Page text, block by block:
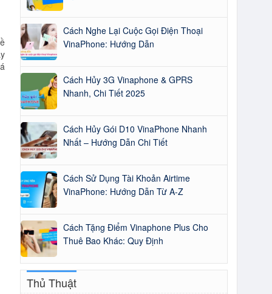
Cách Nghe Lại Cuộc Gọi Điện Thoại
VinaPhone: Hướng Dẫn
Cách Hủy 3G Vinaphone & GPRS
Nhanh, Chi Tiết 2025
Cách Hủy Gói D10 VinaPhone Nhanh
Nhất – Hướng Dẫn Chi Tiết
Cách Sử Dụng Tài Khoản Airtime
VinaPhone: Hướng Dẫn Từ A-Z
Cách Tặng Điểm Vinaphone Plus Cho
Thuê Bao Khác: Quy Định
Thủ Thuật